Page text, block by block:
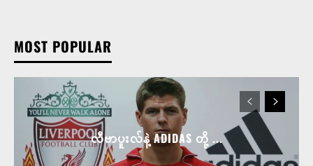
MOST POPULAR
လီဗာပူးလ်နဲ့ ADIDAS တို့ ...